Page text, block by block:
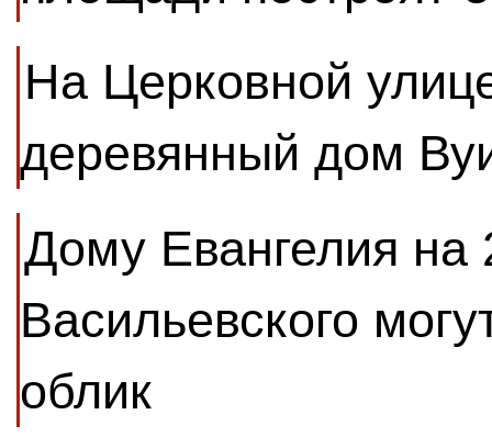
На Церковной
деревянный дом
Дому Евангелия на
Васильевского
облик